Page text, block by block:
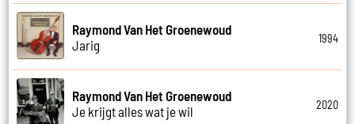
Raymond Van Het Groenewoud
Jarig
1994
Raymond Van Het Groenewoud
Je krijgt alles wat je wil
2020